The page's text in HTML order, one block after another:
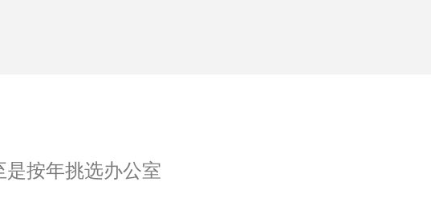
按年挑选办公室